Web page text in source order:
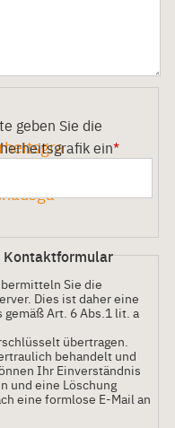
geben Sie die
ein*
Kontaktformular
Sie die
Dies ist daher eine
Art. 6 Abs.1 lit. a
übertragen.
behandelt und
Ihr Einverständnis
und eine Löschung
eine formlose E-Mail an